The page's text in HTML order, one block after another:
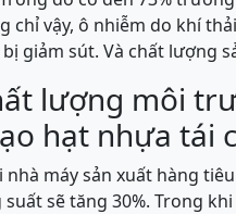
chỉ vậy, ô nhiễm do khí
giảm sút. Và chất lượng
lượng môi
hạt nhựa tái
máy sản xuất hàng
sẽ tăng 30%. Trong